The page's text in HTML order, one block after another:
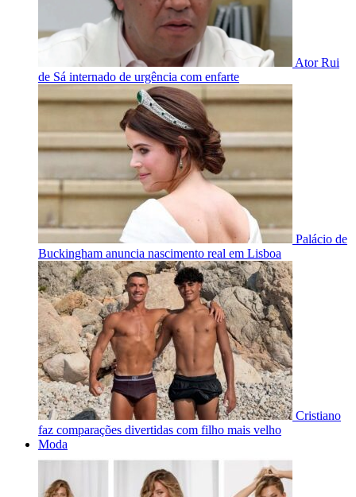
Ator Rui
de Sá internado de urgência com enfarte
Palácio de
Buckingham anuncia nascimento real em Lisboa
Cristiano
faz comparações divertidas com filho mais velho
Moda